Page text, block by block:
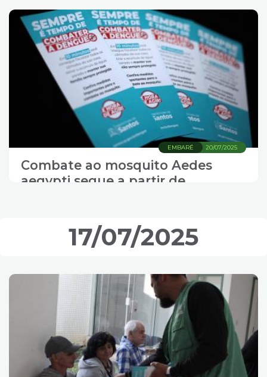
20/07/2025
EMBARÉ
Combate ao mosquito Aedes
aegypti segue a partir de
17/07/2025